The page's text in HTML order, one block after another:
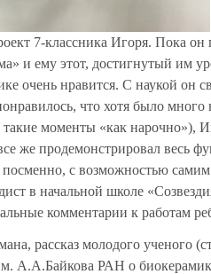
7-классника Игоря. Пока он
и ему этот, достигнутый им
очень нравится. С наукой он
что хотя было много
такие моменты «как нарочно»),
же продемонстрировал весь
с возможностью
в начальной школе
комментарии к работам
рассказ молодого ученого
А.А.Байкова РАН о